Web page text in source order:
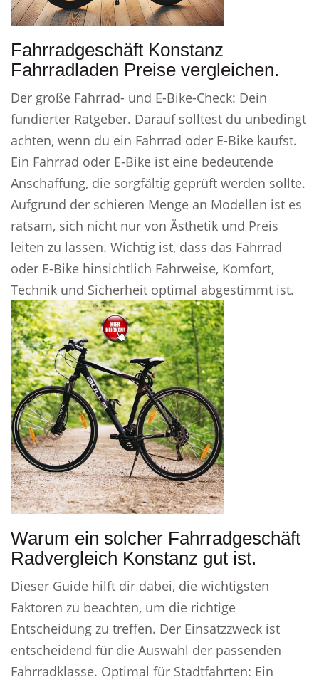
Fahrradgeschäft Konstanz
Fahrradladen Preise vergleichen.
Der große Fahrrad- und E-Bike-Check: Dein
fundierter Ratgeber. Darauf solltest du unbedingt
achten, wenn du ein Fahrrad oder E-Bike kaufst.
Ein Fahrrad oder E-Bike ist eine bedeutende
Anschaffung, die sorgfältig geprüft werden sollte.
Aufgrund der schieren Menge an Modellen ist es
ratsam, sich nicht nur von Ästhetik und Preis
leiten zu lassen. Wichtig ist, dass das Fahrrad
oder E-Bike hinsichtlich Fahrweise, Komfort,
Technik und Sicherheit optimal abgestimmt ist.
Warum ein solcher Fahrradgeschäft
Radvergleich Konstanz gut ist.
Dieser Guide hilft dir dabei, die wichtigsten
Faktoren zu beachten, um die richtige
Entscheidung zu treffen. Der Einsatzzweck ist
entscheidend für die Auswahl der passenden
Fahrradklasse. Optimal für Stadtfahrten: Ein